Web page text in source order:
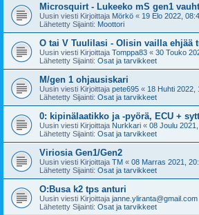
Microsquirt - Lukeeko mS gen1
Uusin viesti Kirjoittaja Mörkö « 19 Elo 2022,
Lähetetty Sijainti: Moottori
O tai V Tuulilasi - Olisin vailla ehjää
Uusin viesti Kirjoittaja Tomppa83 « 30 Touko
Lähetetty Sijainti: Osat ja tarvikkeet
M/gen 1 ohjausiskari
Uusin viesti Kirjoittaja pete695 « 18 Huhti 2022,
Lähetetty Sijainti: Osat ja tarvikkeet
0: kipinälaatikko ja -pyörä, ECU +
Uusin viesti Kirjoittaja Nurkkari « 08 Joulu
Lähetetty Sijainti: Osat ja tarvikkeet
Viriosia Gen1/Gen2
Uusin viesti Kirjoittaja TM « 08 Marras 2021,
Lähetetty Sijainti: Osat ja tarvikkeet
O:Busa k2 tps anturi
Uusin viesti Kirjoittaja janne.yliranta@gmail.com
Lähetetty Sijainti: Osat ja tarvikkeet